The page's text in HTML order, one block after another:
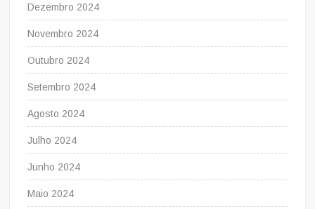
Dezembro 2024
Novembro 2024
Outubro 2024
Setembro 2024
Agosto 2024
Julho 2024
Junho 2024
Maio 2024